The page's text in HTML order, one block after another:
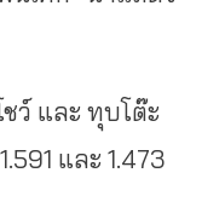
ว์ และ ทุบโต๊ะ
และ 1.473